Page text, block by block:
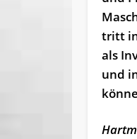
tritt
als
und